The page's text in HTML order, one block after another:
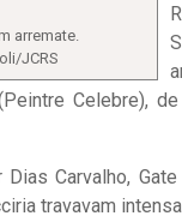
arremate.
JCRS
Celebre),
Carvalho,
travavam